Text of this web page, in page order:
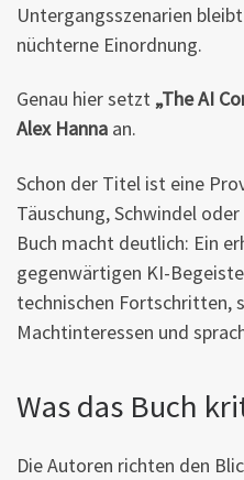
Untergangsszenarien
nüchterne Einordnung.
Genau hier setzt „The AI
Alex Hanna an.
Schon der Titel ist eine
Täuschung, Schwindel
Buch macht deutlich: Ein
gegenwärtigen KI-
technischen Fortschritten,
Machtinteressen und
Was das Buch
Die Autoren richten den